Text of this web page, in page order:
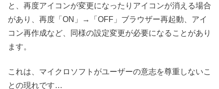
と、再度アイコンが変更になったりアイコンが消える場合
があり、再度「ON」→「OFF」ブラウザー再起動、アイ
コン再作成など、同様の設定変更が必要になることがあり
ます。
これは、マイクロソフトがユーザーの意志を尊重しないこ
との現れです…